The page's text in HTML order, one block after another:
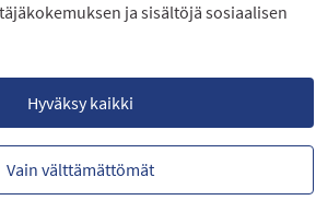
ja sisältöjä sosiaalisen
Hyväksy kaikki
Vain välttämättömät
Usein kysytyt kysymykset
Lataa avoimet datatiedostot
luotuvapaan ohjelmiston